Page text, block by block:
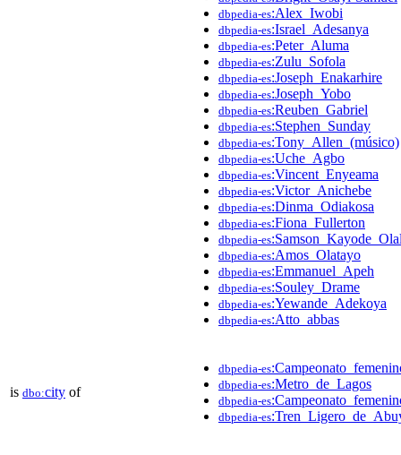
dbpedia-es:Alex_Iwobi
dbpedia-es:Israel_Adesanya
dbpedia-es:Peter_Aluma
dbpedia-es:Zulu_Sofola
dbpedia-es:Joseph_Enakarhire
dbpedia-es:Joseph_Yobo
dbpedia-es:Reuben_Gabriel
dbpedia-es:Stephen_Sunday
dbpedia-es:Tony_Allen_(músico)
dbpedia-es:Uche_Agbo
dbpedia-es:Vincent_Enyeama
dbpedia-es:Victor_Anichebe
dbpedia-es:Dinma_Odiakosa
dbpedia-es:Fiona_Fullerton
dbpedia-es
dbpedia-es:Amos_Olatayo
dbpedia-es:Emmanuel_Apeh
dbpedia-es:Souley_Drame
dbpedia-es:Yewande_Adekoya
dbpedia-es:Atto_abbas
is dbo:city of
dbpedia-es
dbpedia-es:Metro_de_Lagos
dbpedia-es
dbpedia-es